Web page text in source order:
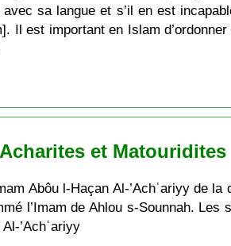
sa langue et s’il en est
Il est important en Islam
et Matouridites
Abôu l-Haçan Al-’Achʿariyy de
l’Imam de Ahlou s-Sounnah.
’Achʿariyy